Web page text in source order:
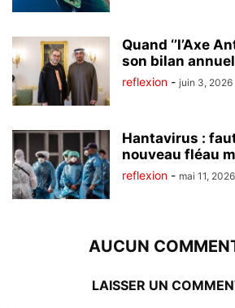
Quand ‘’l’Axe
son bilan annuel
reflexion - juin 3, 2026
Hantavirus :
nouveau fléau
reflexion - mai 11, 2026
AUCUN
LAISSER UN